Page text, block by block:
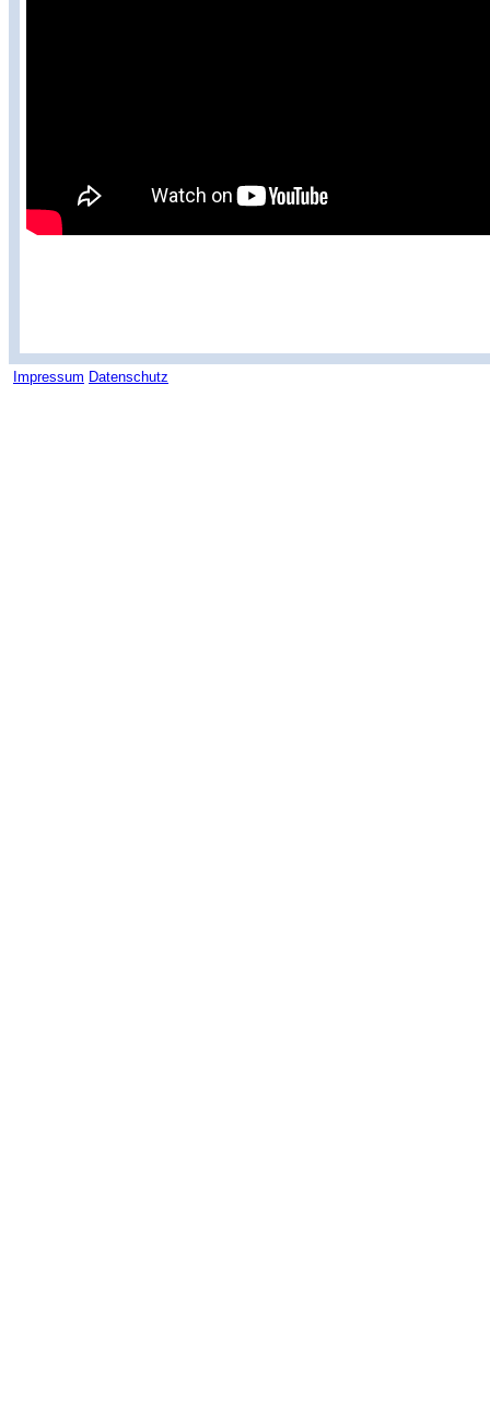
Impressum Datenschutz